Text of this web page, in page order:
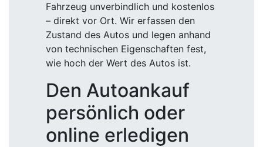
Fahrzeug unverbindlich und kostenlos
– direkt vor Ort. Wir erfassen den
Zustand des Autos und legen anhand
von technischen Eigenschaften fest,
wie hoch der Wert des Autos ist.
Den Autoankauf
persönlich oder
online erledigen